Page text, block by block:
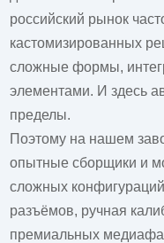
российский рынок
кастомизированных
сложные формы,
элементами. И здесь
пределы.
Поэтому на нашем
опытные сборщики и
сложных
разъёмов, ручная
премиальных